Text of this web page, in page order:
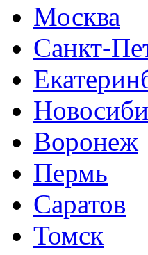
Москва
Санкт-
Воронеж
Пермь
Саратов
Томск